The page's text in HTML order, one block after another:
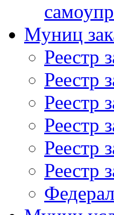
Муниц
Реестр
Реестр
Реестр
Реестр
Реестр
Реестр